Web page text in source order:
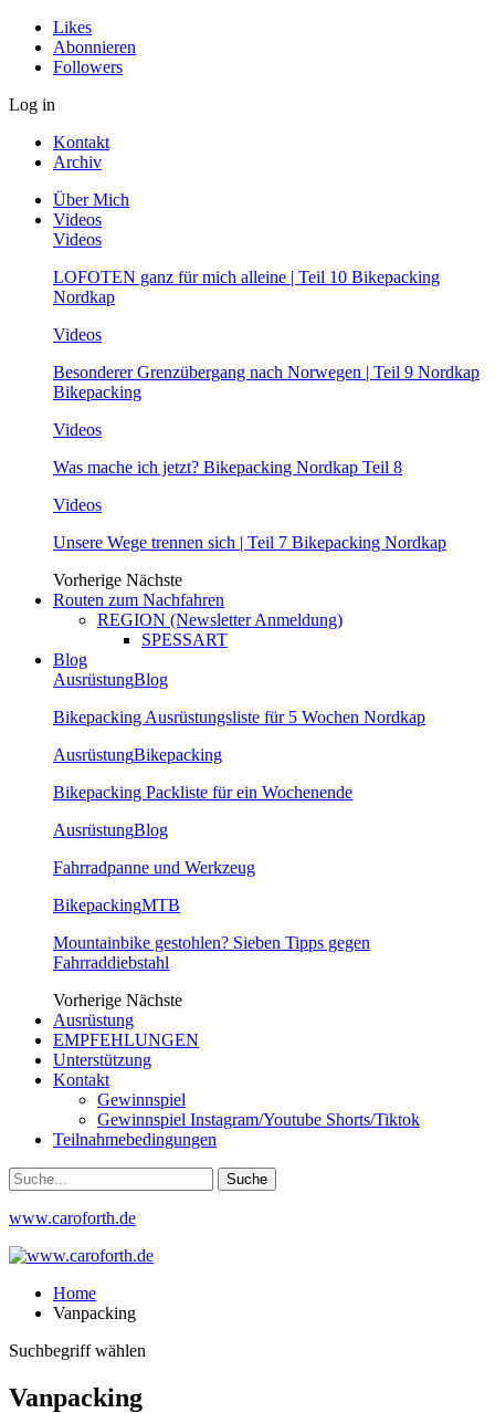
Likes
Abonnieren
Followers
Log in
Kontakt
Archiv
Über Mich
Videos
Videos
LOFOTEN ganz für mich alleine | Teil 10 Bikepacking
Nordkap
Videos
Besonderer Grenzübergang nach Norwegen | Teil 9 Nordkap
Bikepacking
Videos
Was mache ich jetzt? Bikepacking Nordkap Teil 8
Videos
Unsere Wege trennen sich | Teil 7 Bikepacking Nordkap
Vorherige Nächste
Routen zum Nachfahren
REGION (Newsletter Anmeldung)
SPESSART
Blog
AusrüstungBlog
Bikepacking Ausrüstungsliste für 5 Wochen Nordkap
AusrüstungBikepacking
Bikepacking Packliste für ein Wochenende
AusrüstungBlog
Fahrradpanne und Werkzeug
BikepackingMTB
Mountainbike gestohlen? Sieben Tipps gegen
Fahrraddiebstahl
Vorherige Nächste
Ausrüstung
EMPFEHLUNGEN
Unterstützung
Kontakt
Gewinnspiel
Gewinnspiel Instagram/Youtube Shorts/Tiktok
Teilnahmebedingungen
www.caroforth.de
Home
Vanpacking
Suchbegriff wählen
Vanpacking